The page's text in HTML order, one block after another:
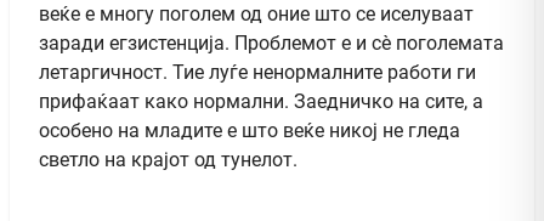
веќе е многу поголем од оние што се иселуваат
заради егзистенција. Проблемот е и сѐ поголемата
летаргичност. Тие луѓе ненормалните работи ги
прифаќаат како нормални. Заедничко на сите, а
особено на младите е што веќе никој не гледа
светло на крајот од тунелот.